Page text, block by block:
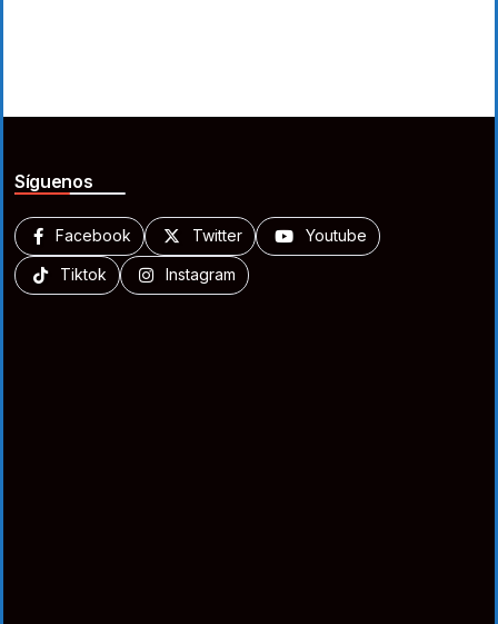
Síguenos
Facebook Twitter Youtube
Tiktok Instagram